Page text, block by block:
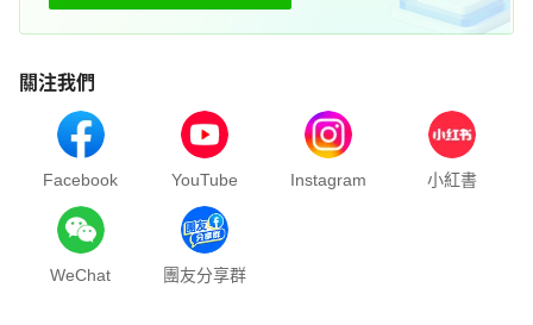
關注我們
Facebook YouTube Instagram 小紅書
WeChat 團友分享群